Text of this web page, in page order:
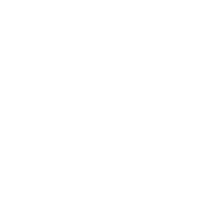
させていただ
了承ください。
き作成されるも
ようお願いしま
です。
ありません。
ず変更すること
1000ppm以下、
下、フタル酸ジブチ
ない年数を意
貨物等」とい
可)を取得する
要な手段を講じ
ムロン制御